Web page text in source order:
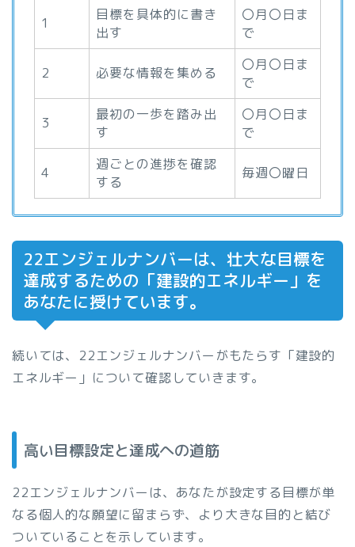
1
目標を具体的に書き
出す
〇月〇日ま
で
2 必要な情報を集める
〇月〇日ま
で
3
最初の一歩を踏み出
す
〇月〇日ま
で
4
週ごとの進捗を確認
する
毎週〇曜日
22エンジェルナンバーは、壮大な目標を
達成するための「建設的エネルギー」を
あなたに授けています。
続いては、22エンジェルナンバーがもたらす「建設的
エネルギー」について確認していきます。
高い目標設定と達成への道筋
22エンジェルナンバーは、あなたが設定する目標が単
なる個人的な願望に留まらず、より大きな目的と結び
ついていることを示しています。